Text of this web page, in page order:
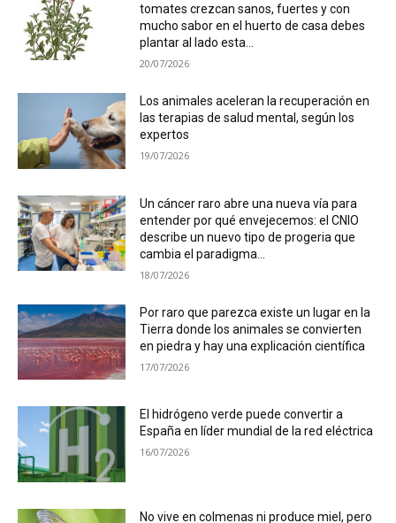
tomates crezcan sanos, fuertes y con
mucho sabor en el huerto de casa debes
plantar al lado esta...
20/07/2026
Los animales aceleran la recuperación en
las terapias de salud mental, según los
expertos
19/07/2026
Un cáncer raro abre una nueva vía para
entender por qué envejecemos: el CNIO
describe un nuevo tipo de progeria que
cambia el paradigma...
18/07/2026
Por raro que parezca existe un lugar en la
Tierra donde los animales se convierten
en piedra y hay una explicación científica
17/07/2026
El hidrógeno verde puede convertir a
España en líder mundial de la red eléctrica
16/07/2026
No vive en colmenas ni produce miel, pero